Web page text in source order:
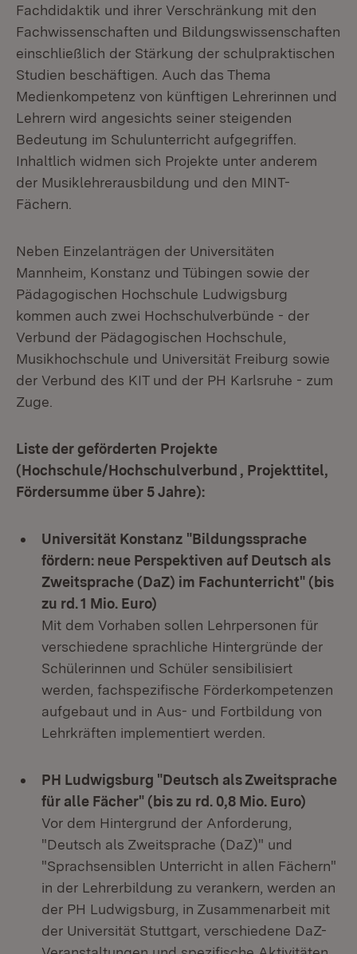
Fachdidaktik und ihrer Verschränkung mit den
Fachwissenschaften und Bildungswissenschaften
einschließlich der Stärkung der schulpraktischen
Studien beschäftigen. Auch das Thema
Medienkompetenz von künftigen Lehrerinnen und
Lehrern wird angesichts seiner steigenden
Bedeutung im Schulunterricht aufgegriffen.
Inhaltlich widmen sich Projekte unter anderem
der Musiklehrerausbildung und den MINT-
Fächern.
Neben Einzelanträgen der Universitäten
Mannheim, Konstanz und Tübingen sowie der
Pädagogischen Hochschule Ludwigsburg
kommen auch zwei Hochschulverbünde - der
Verbund der Pädagogischen Hochschule,
Musikhochschule und Universität Freiburg sowie
der Verbund des KIT und der PH Karlsruhe - zum
Zuge.
Liste der geförderten Projekte
(Hochschule/Hochschulverbund , Projekttitel,
Fördersumme über 5 Jahre):
Universität Konstanz "Bildungssprache
fördern: neue Perspektiven auf Deutsch als
Zweitsprache (DaZ) im Fachunterricht" (bis
zu rd. 1 Mio. Euro)
Mit dem Vorhaben sollen Lehrpersonen für
verschiedene sprachliche Hintergründe der
Schülerinnen und Schüler sensibilisiert
werden, fachspezifische Förderkompetenzen
aufgebaut und in Aus- und Fortbildung von
Lehrkräften implementiert werden.
PH Ludwigsburg "Deutsch als Zweitsprache
für alle Fächer" (bis zu rd. 0,8 Mio. Euro)
Vor dem Hintergrund der Anforderung,
"Deutsch als Zweitsprache (DaZ)" und
"Sprachsensiblen Unterricht in allen Fächern"
in der Lehrerbildung zu verankern, werden an
der PH Ludwigsburg, in Zusammenarbeit mit
der Universität Stuttgart, verschiedene DaZ-